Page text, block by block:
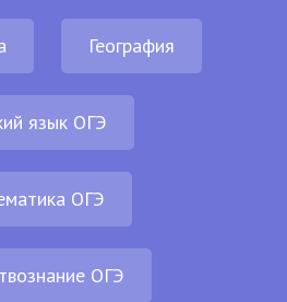
География
язык ОГЭ
ОГЭ
ОГЭ